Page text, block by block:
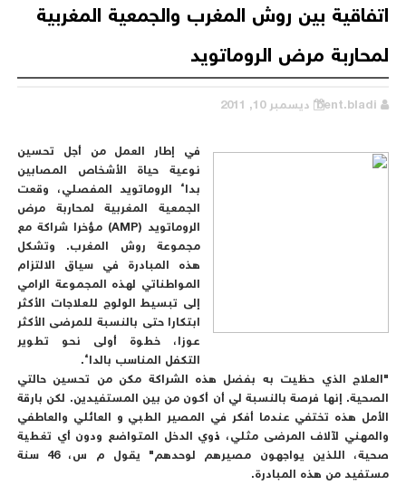
اتفاقية بين روش المغرب والجمعية المغربية
لمحاربة مرض الروماتويد
bent.bladi ديسمبر 10, 2011
في إطار العمل من أجل تحسين
نوعية حياة الأشخاص المصابين
بداء الروماتويد المفصلي، وقعت
الجمعية المغربية لمحاربة مرض
الروماتويد (AMP) مؤخرا شراكة مع
مجموعة روش المغرب. وتشكل
هذه المبادرة في سياق الالتزام
المواطناتي لهذه المجموعة الرامي
إلى تبسيط الولوج للعلاجات الأكثر
ابتكارا حتى بالنسبة للمرضى الأكثر
عوزا، خطوة أولى نحو تطوير
التكفل المناسب بالداء.
"العلاج الذي حظيت به بفضل هذه الشراكة مكن من تحسين حالتي
الصحية. إنها فرصة بالنسبة لي أن أكون من بين المستفيدين. لكن بارقة
الأمل هذه تختفي عندما أفكر في المصير الطبي و العائلي والعاطفي
والمهني لآلاف المرضى مثلي، ذوي الدخل المتواضع ودون أي تغطية
صحية، اللذين يواجهون مصيرهم لوحدهم" يقول م س، 46 سنة
مستفيد من هذه المبادرة.